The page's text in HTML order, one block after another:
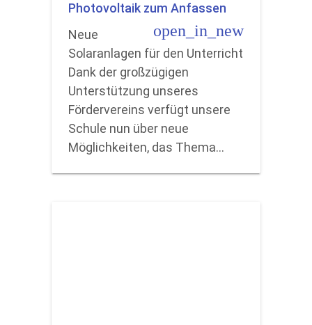
Photovoltaik zum Anfassen
open_in_new
Neue
Solaranlagen für den Unterricht
Dank der großzügigen
Unterstützung unseres
Fördervereins verfügt unsere
Schule nun über neue
Möglichkeiten, das Thema…